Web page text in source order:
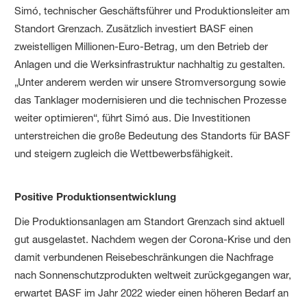
Simó, technischer Geschäftsführer und Produktionsleiter am
Standort Grenzach. Zusätzlich investiert BASF einen
zweistelligen Millionen-Euro-Betrag, um den Betrieb der
Anlagen und die Werksinfrastruktur nachhaltig zu gestalten.
„Unter anderem werden wir unsere Stromversorgung sowie
das Tanklager modernisieren und die technischen Prozesse
weiter optimieren“, führt Simó aus. Die Investitionen
unterstreichen die große Bedeutung des Standorts für BASF
und steigern zugleich die Wettbewerbsfähigkeit.
Positive Produktionsentwicklung
Die Produktionsanlagen am Standort Grenzach sind aktuell
gut ausgelastet. Nachdem wegen der Corona-Krise und den
damit verbundenen Reisebeschränkungen die Nachfrage
nach Sonnenschutzprodukten weltweit zurückgegangen war,
erwartet BASF im Jahr 2022 wieder einen höheren Bedarf an